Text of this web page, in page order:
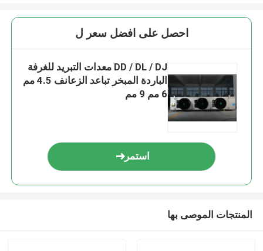
احصل على افضل سعر ل
DD / DL / DJ معدات التبريد للغرفة
الباردة المبخر تباعد الزعانف 4.5 مم
6 مم 9 مم
استمر
المنتجات الموصى بها